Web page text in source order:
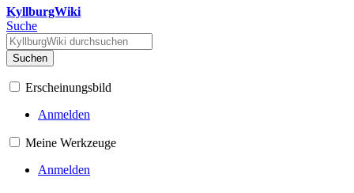
KyllburgWiki
Suche
Suchen
Erscheinungsbild
Anmelden
Meine Werkzeuge
Anmelden